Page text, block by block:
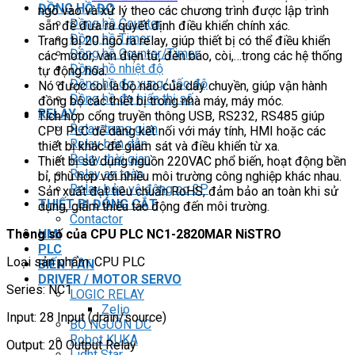
ĐỒNG HỒ ĐO
Đồng hồ Counter
Đồng hồ Timer
Đồng hồ Counter/Timer
Đồng hồ nhiệt độ
Đồng hồ đo xung/ tốc độ
Đồng hồ đo hiển thị số
RELAY
Relay trung gian
Relay bán dẫn
Relay thời gian
Relay an toàn
Relay bảo vệ động cơ 3P
THIẾT BỊ ĐÓNG CẮT
Contactor
HMI
PLC
BIẾN TẦN
DRIVER / MOTOR SERVO
LOGIC RELAY
Zelio
BỘ NGUỒN DC
Robot KUKA
ngõ vào và xử lý theo các chương trình được lập trình
sẵn để đưa ra quyết định điều khiển chính xác.
Trang bị 20 ngõ ra relay, giúp thiết bị có thể điều khiển
các motor, van điện từ, đèn báo, còi,…trong các hệ thống
tự động hóa.
Nó được coi là bộ não của dây chuyền, giúp vận hành
đồng bộ các thiết bị trong nhà máy, máy móc.
Tích hợp cổng truyền thông USB, RS232, RS485 giúp
CPU PLC dễ dàng kết nối với máy tính, HMI hoặc các
thiết bị khác để giám sát và điều khiển từ xa.
Thiết bị sử dụng nguồn 220VAC phổ biến, hoạt động bền
bỉ, phù hợp với nhiều môi trường công nghiệp khác nhau.
Sản xuất đạt tiêu chuẩn RoHS, đảm bảo an toàn khi sử
dụng, giảm thiểu tác động đến môi trường.
Thông số của CPU PLC NC1-2820MAR NiSTRO
Loại sản phẩm: CPU PLC
Series: NC1
Input: 28 Input (drain/source)
Output: 20 Output Relay